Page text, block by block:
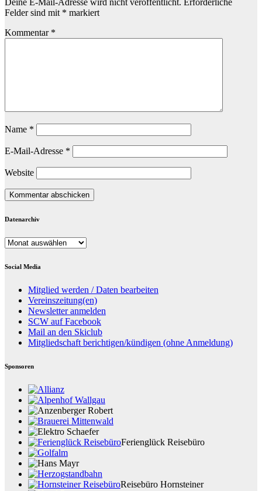
Deine E-Mail-Adresse wird nicht veröffentlicht. Erforderliche
Felder sind mit * markiert
Kommentar *
Name *
E-Mail-Adresse *
Website
Datenarchiv
Datenarchiv
Social Media
Mitglied werden / Daten bearbeiten
Vereinszeitung(en)
Newsletter anmelden
SCW auf Facebook
Mail an den Skiclub
Mitgliedschaft berichtigen/kündigen (ohne Anmeldung)
Sponsoren
Ferienglück Reisebüro
Reisebüro Hornsteiner